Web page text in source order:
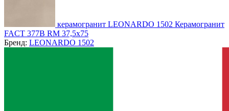
керамогранит LEONARDO 1502 Керамогранит
FACT 377B RM 37,5x75
Бренд: LEONARDO 1502